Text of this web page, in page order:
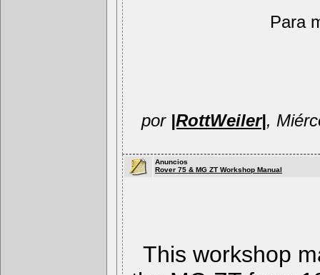
Para
por |RottWeiler|,
Anuncios
Rover 75 & MG ZT Workshop Manual
This workshop